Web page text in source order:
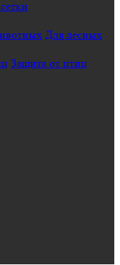
Для лесных
Защита от птиц